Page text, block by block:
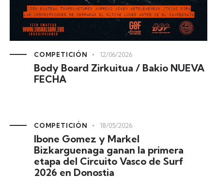
COMPETICIÓN 12/06/2026
Body Board Zirkuitua / Bakio NUEVA
FECHA
COMPETICIÓN 18/05/2026
Ibone Gomez y Markel
Bizkarguenaga ganan la primera
etapa del Circuito Vasco de Surf
2026 en Donostia